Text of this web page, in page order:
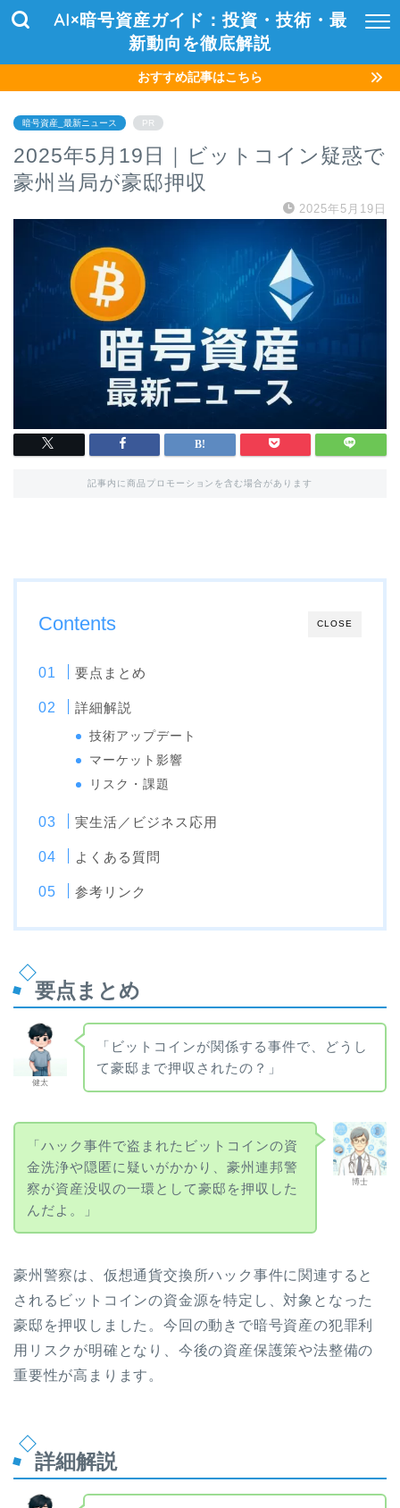
AI×暗号資産ガイド：投資・技術・最
新動向を徹底解説
おすすめ記事はこちら
暗号資産_最新ニュース PR
2025年5月19日｜ビットコイン疑惑で
豪州当局が豪邸押収
2025年5月19日
記事内に商品プロモーションを含む場合があります
CLOSE
Contents
要点まとめ
詳細解説
技術アップデート
マーケット影響
リスク・課題
実生活／ビジネス応用
よくある質問
参考リンク
要点まとめ
健太
「ビットコインが関係する事件で、どうし
て豪邸まで押収されたの？」
博士
「ハック事件で盗まれたビットコインの資
金洗浄や隠匿に疑いがかかり、豪州連邦警
察が資産没収の一環として豪邸を押収した
んだよ。」
豪州警察は、仮想通貨交換所ハック事件に関連すると
されるビットコインの資金源を特定し、対象となった
豪邸を押収しました。今回の動きで暗号資産の犯罪利
用リスクが明確となり、今後の資産保護策や法整備の
重要性が高まります。
詳細解説